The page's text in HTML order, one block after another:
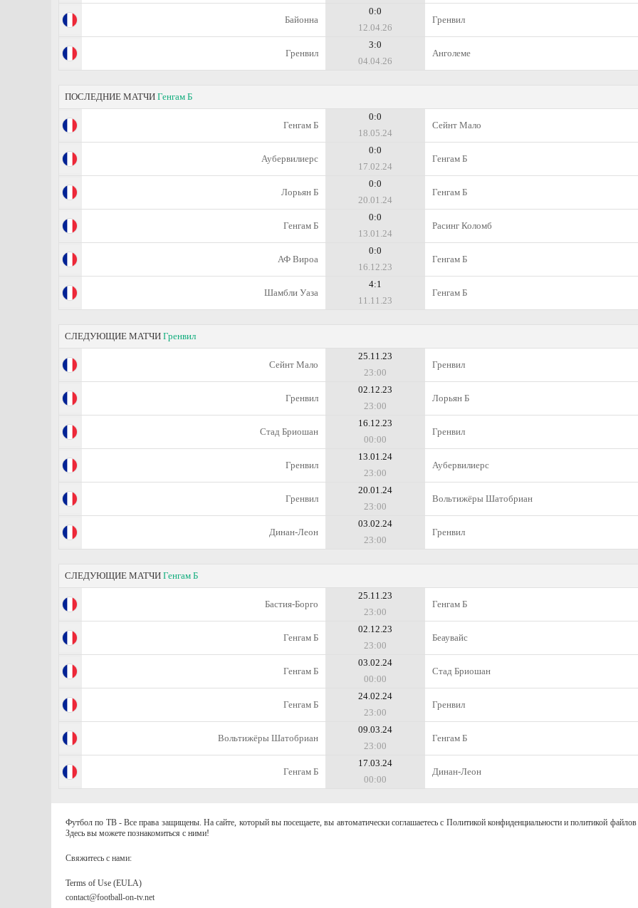
Байонна
0:0
12.04.26
Гренвил
Гренвил
3:0
04.04.26
Анголеме
ПОСЛЕДНИЕ МАТЧИ Генгам Б
Генгам Б
0:0
18.05.24
Сейнт Мало
Аубервилиерс
0:0
17.02.24
Генгам Б
Лорьян Б
0:0
20.01.24
Генгам Б
Генгам Б
0:0
13.01.24
Расинг Коломб
АФ Вироа
0:0
16.12.23
Генгам Б
Шамбли Уаза
4:1
11.11.23
Генгам Б
СЛЕДУЮЩИЕ МАТЧИ Гренвил
Сейнт Мало
25.11.23
23:00
Гренвил
Гренвил
02.12.23
23:00
Лорьян Б
Стад Бриошан
16.12.23
00:00
Гренвил
Гренвил
13.01.24
23:00
Аубервилиерс
Гренвил
20.01.24
23:00
Вольтижёры Шатобриан
Динан-Леон
03.02.24
23:00
Гренвил
СЛЕДУЮЩИЕ МАТЧИ Генгам Б
Бастия-Борго
25.11.23
23:00
Генгам Б
Генгам Б
02.12.23
23:00
Беаувайс
Генгам Б
03.02.24
00:00
Стад Бриошан
Генгам Б
24.02.24
23:00
Гренвил
Вольтижёры Шатобриан
09.03.24
23:00
Генгам Б
Генгам Б
17.03.24
00:00
Динан-Леон
Футбол по ТВ - Все права защищены. На сайте, который вы посещаете, вы автоматически соглашаетесь с Политикой конфиденциальности и политикой
Здесь вы можете познакомиться с ними!
Свяжитесь с нами:
Terms of Use (EULA)
contact@football-on-tv.net